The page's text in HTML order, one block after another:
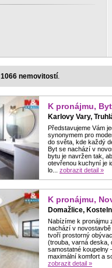
1066 nemovitostí.
K pronájmu,
Karlovy Vary,
Představujeme Vám
synonymem pro
do světa, kde každý
Byt se nachází v
bytu je navržen tak,
otevřenou kuchyní je
lo... zobrazit detail »
K pronájmu,
Domažlice,
Nabízíme k pronájmu
nachází v novostavbě
tvoří prostorný
(trouba, varná deska,
samostatné koupelny
maximální komfort a
zobrazit detail »